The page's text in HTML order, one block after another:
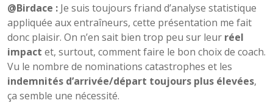
@Birdace : Je suis toujours friand d’analyse statistique
appliquée aux entraîneurs, cette présentation me fait
donc plaisir. On n’en sait bien trop peu sur leur réel
impact et, surtout, comment faire le bon choix de coach.
Vu le nombre de nominations catastrophes et les
indemnités d’arrivée/départ toujours plus élevées,
ça semble une nécessité.